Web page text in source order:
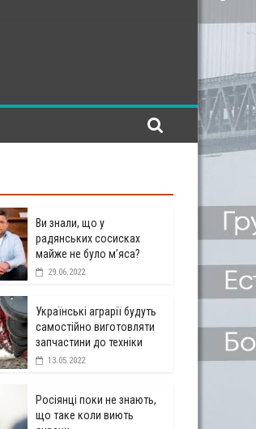
Ви знали, що у
радянських сосисках
майже не було м’яса?
29.06.2022
Українські аграрії будуть
самостійно виготовляти
запчастини до техніки
13.05.2022
Росіянці поки не знають,
що таке коли виють